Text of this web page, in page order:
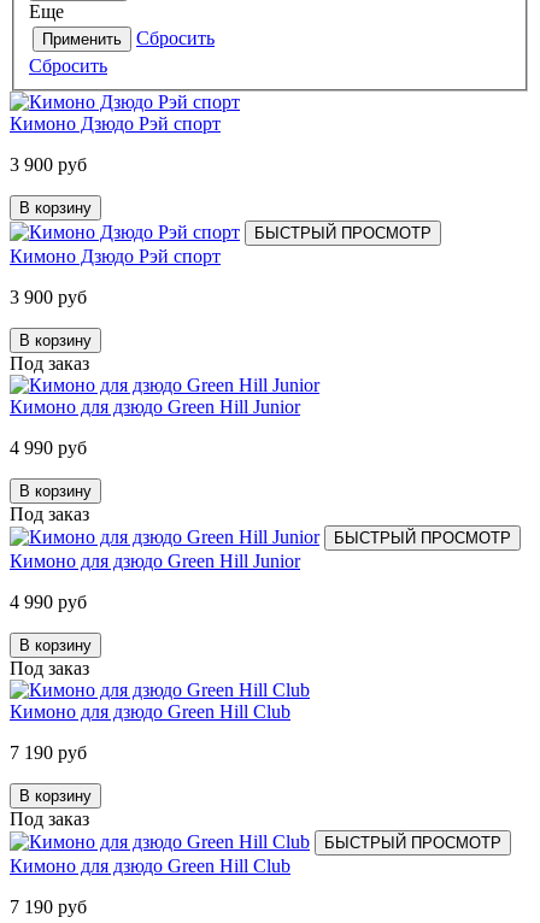
Еще
Применить
Сбросить
Сбросить
Кимоно Дзюдо Рэй спорт
3 900 руб
В корзину
БЫСТРЫЙ ПРОСМОТР
Кимоно Дзюдо Рэй спорт
3 900 руб
В корзину
Под заказ
Кимоно для дзюдо Green Hill Junior
4 990 руб
В корзину
Под заказ
БЫСТРЫЙ ПРОСМОТР
Кимоно для дзюдо Green Hill Junior
4 990 руб
В корзину
Под заказ
Кимоно для дзюдо Green Hill Club
7 190 руб
В корзину
Под заказ
БЫСТРЫЙ ПРОСМОТР
Кимоно для дзюдо Green Hill Club
7 190 руб